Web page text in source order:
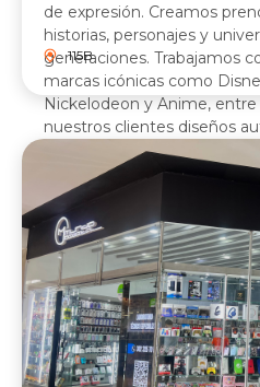
de expresión. Creamos
historias, personajes y
generaciones. Trabajamos
marcas icónicas como
Nickelodeon y Anime, entre
nuestros clientes diseños
identidad. Más que moda,
que celebra la creatividad y
en Movies cada prenda
115B